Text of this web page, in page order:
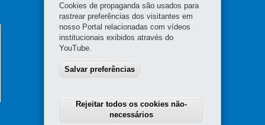
Principal
SESASECRETARIA DA SAÚDE
Rua Piquiri 170 - Rebouças
41 3330-4300
Cookies de propaganda são usados para
rastrear preferências dos visitantes em
nosso Portal relacionadas com vídeos
institucionais exibidos através do
YouTube.
Salvar preferências
Rejeitar todos os cookies não-
necessários